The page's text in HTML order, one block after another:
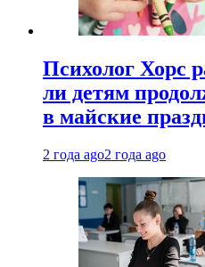
Психолог Хорс
ли детям
в майские
2 года ago2 года ago